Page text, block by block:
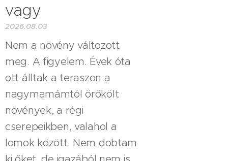
vagy
2026.08.03
Nem a növény változott
meg. A figyelem. Évek óta
ott álltak a teraszon a
nagymamámtól örökölt
növények, a régi
cserepeikben, valahol a
lomok között. Nem dobtam